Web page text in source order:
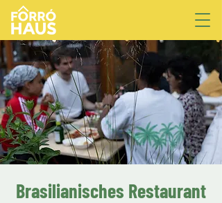
Brasilianisches Restaurant